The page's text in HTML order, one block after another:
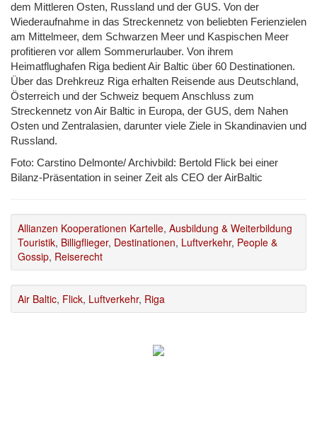
dem Mittleren Osten, Russland und der GUS. Von der
Wiederaufnahme in das Streckennetz von beliebten Ferienzielen
am Mittelmeer, dem Schwarzen Meer und Kaspischen Meer
profitieren vor allem Sommerurlauber. Von ihrem
Heimatflughafen Riga bedient Air Baltic über 60 Destinationen.
Über das Drehkreuz Riga erhalten Reisende aus Deutschland,
Österreich und der Schweiz bequem Anschluss zum
Streckennetz von Air Baltic in Europa, der GUS, dem Nahen
Osten und Zentralasien, darunter viele Ziele in Skandinavien und
Russland.
Foto: Carstino Delmonte/ Archivbild: Bertold Flick bei einer
Bilanz-Präsentation in seiner Zeit als CEO der AirBaltic
Allianzen Kooperationen Kartelle, Ausbildung & Weiterbildung
Touristik, Billigflieger, Destinationen, Luftverkehr, People &
Gossip, Reiserecht
Air Baltic, Flick, Luftverkehr, Riga